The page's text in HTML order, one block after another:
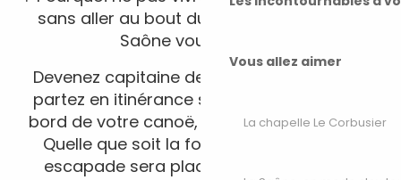
Vous allez aimer
La chapelle Le Corbusier
sans aller au bout du monde ? La Haute-
Saône vous attend !
Devenez capitaine de votre propre navire,
partez en itinérance sur la rivière Ognon à
bord de votre canoë, parcourez les à vélo…
Quelle que soit la formule choisie, votre
escapade sera placée sous le signe du